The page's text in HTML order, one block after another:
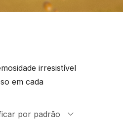
irresistível
em cada
por padrão